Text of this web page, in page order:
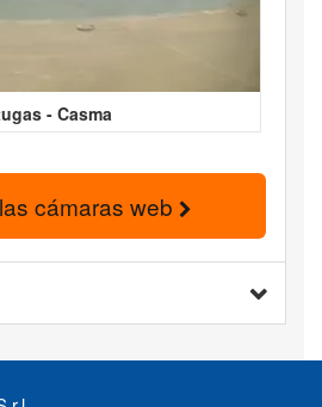
- Casma
cámaras web